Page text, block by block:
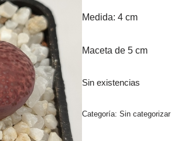
Medida: 4 cm
Maceta de 5 cm
Sin existencias
Categoría: Sin categorizar